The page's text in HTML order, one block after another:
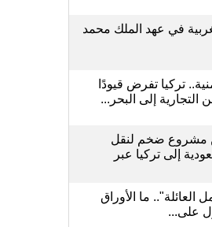
في عهد الملك محمد
تركيا تفرض قيودًا
إلى البحر...
مشروع ضخم لنقل
إلى تركيا عبر
العائلة".. ما الأوراق
على...